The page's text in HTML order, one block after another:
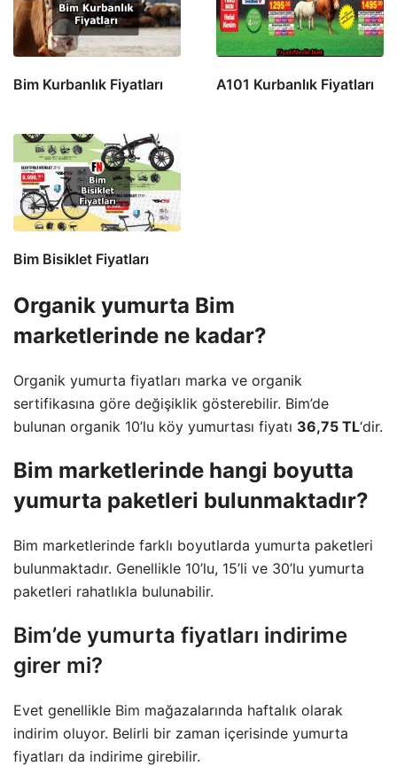
Bim Kurbanlık Fiyatları A101 Kurbanlık Fiyatları
Bim Bisiklet Fiyatları
Organik yumurta Bim
marketlerinde ne kadar?
Organik yumurta fiyatları marka ve organik
sertifikasına göre değişiklik gösterebilir. Bim’de
bulunan organik 10’lu köy yumurtası fiyatı 36,75 TL‘dir.
Bim marketlerinde hangi boyutta
yumurta paketleri bulunmaktadır?
Bim marketlerinde farklı boyutlarda yumurta paketleri
bulunmaktadır. Genellikle 10’lu, 15’li ve 30’lu yumurta
paketleri rahatlıkla bulunabilir.
Bim’de yumurta fiyatları indirime
girer mi?
Evet genellikle Bim mağazalarında haftalık olarak
indirim oluyor. Belirli bir zaman içerisinde yumurta
fiyatları da indirime girebilir.